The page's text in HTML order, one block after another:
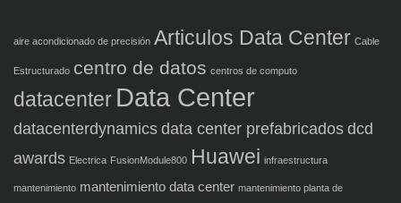
aire acondicionado de precisión Articulos Data Center Cable
Estructurado centro de datos centros de computo
datacenter Data Center
datacenterdynamicsdata center prefabricadosdcd
awards Electrica FusionModule800 Huawei infraestructura
mantenimiento mantenimiento data center mantenimiento planta de